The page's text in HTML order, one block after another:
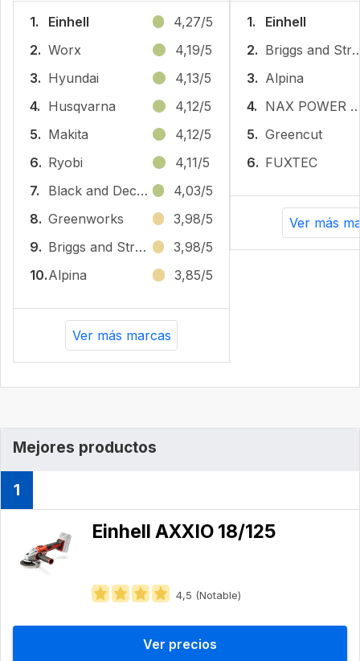
1. Einhell
4,27/5
2. Worx
4,19/5
3. Hyundai
4,13/5
4. Husqvarna
4,12/5
5. Makita
4,12/5
6. Ryobi
4,11/5
7.
Black and Decker
4,03/5
8. Greenworks
3,98/5
9.
‎Briggs and Stratton
3,98/5
10.Alpina 3,85/5
Ver más marcas
1.
Einhell
2.
‎Briggs
3. Alpina
4.
NAX POWER
5. Greencut
6. FUXTEC
Ver más
Mejores productos
1
Einhell AXXIO 18/125
4,5 (Notable)
Ver precios